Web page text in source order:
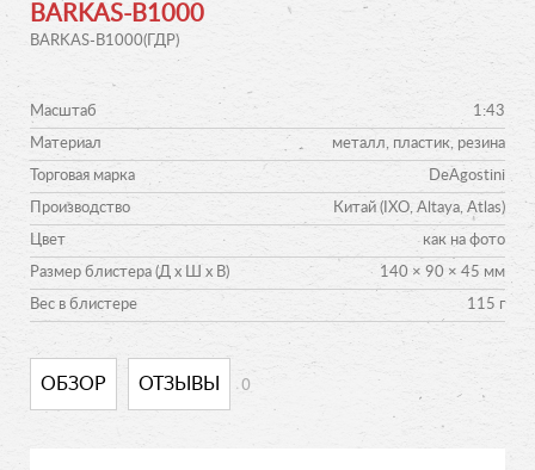
BARKAS-B1000
BARKAS-B1000(ГДР)
Масштаб 1:43
Материал металл, пластик, резина
Торговая марка DeAgostini
Производство Китай (IXO, Altaya, Atlas)
Цвет как на фото
Размер блистера (Д х Ш х В) 140 × 90 × 45 мм
Вес в блистере 115 г
ОБЗОР ОТЗЫВЫ 0